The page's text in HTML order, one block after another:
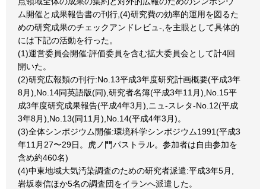
ム開催と成果報告書の刊行,(4)研究費の効率的運用を図るた
めの研究成果のチェックアンドレビュ-,を主眼として具体的
には下記の活動を行った。
(1)運営委員会開催:評価委員を含む拡大委員会として計4回
開いた。
(2)研究広報類の刊行:No.13平成3年度研究計画概要(平成3年
8月),No.14同英語版(同),研究者名簿(平成3年11月),No.15平
成3年度研究成果報告(平成4年3月),ニュ-スレタ-No.12(平成
3年8月),No.13(同11月),No.14(平成4年3月)。
(3)全体シンポジウム開催:環境科学シンポジウム1991(平成3
年11月27〜29日。虎ノ門パストラル。参加者は自由参加を
含め約460名)
(4)中東地域大気汚染調査のための研究者派遣:平成3年5月,
岩坂泰信ほか5名の調査団をイランへ派遣した。